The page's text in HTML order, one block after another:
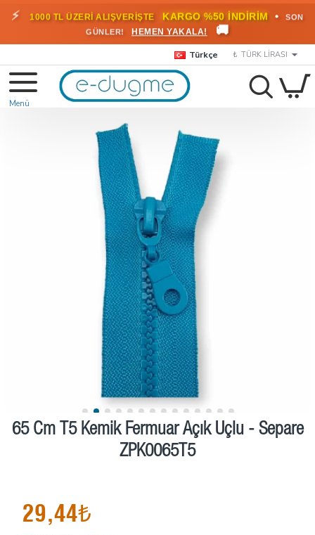
🎁 2000 TL ÜZERİ SİPARİŞLERDE KARGO BEDAVA! •
HEMEN
FAYDALANIN
🚚
Türkçe ₺ TÜRK LIRASI
65 Cm T5 Kemik Fermuar Açık Uçlu - Separe
ZPK0065T5
29,44₺